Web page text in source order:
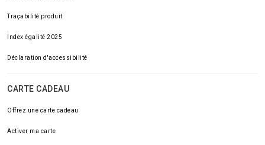
Traçabilité produit
Index égalité 2025
Déclaration d'accessibilité
CARTE CADEAU
Offrez une carte cadeau
Activer ma carte